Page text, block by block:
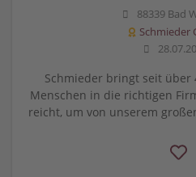
88339 Bad
Schmieder
Schmieder bringt seit über
Menschen in die richtigen
reicht, um von unserem